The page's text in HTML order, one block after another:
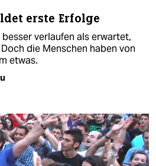
erste Erfolge
besser verlaufen als erwartet,
die Menschen haben von
etwas.